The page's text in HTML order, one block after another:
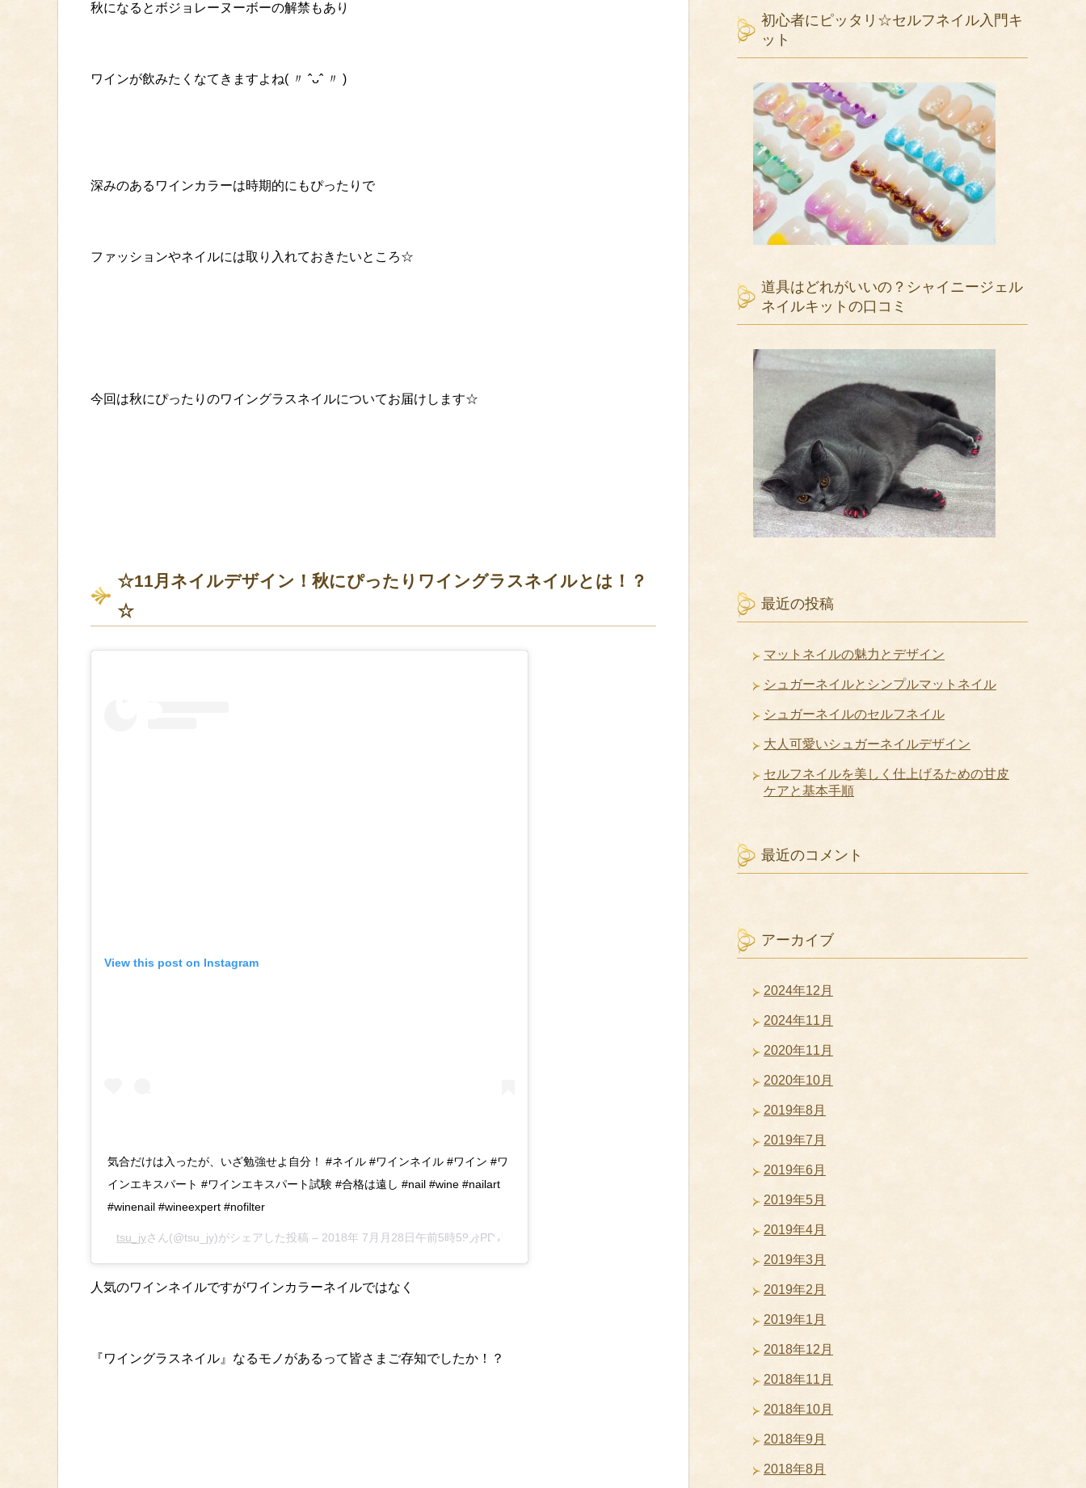
秋になるとボジョレーヌーボーの解禁もあり
ワインが飲みたくなてきますよね( 〃 ˆᴗˆ 〃 )
深みのあるワインカラーは時期的にもぴったりで
ファッションやネイルには取り入れておきたいところ☆
今回は秋にぴったりのワイングラスネイルについてお届けします☆
☆11月ネイルデザイン！秋にぴったりワイングラスネイルとは！？
☆
View this post on Instagram
気合だけは入ったが、いざ勉強せよ自分！ #ネイル #ワインネイル #ワイン #ワ
インエキスパート #ワインエキスパート試験 #合格は遠し #nail #wine #nailart
#winenail #wineexpert #nofilter
tsu_jyさん(@tsu_jy)がシェアした投稿 – 2018年 7月月28日午前5時59分PDT
人気のワインネイルですがワインカラーネイルではなく
『ワイングラスネイル』なるモノがあるって皆さまご存知でしたか！？
初心者にピッタリ☆セルフネイル入門キ
ット
道具はどれがいいの？シャイニージェル
ネイルキットの口コミ
最近の投稿
マットネイルの魅力とデザイン
シュガーネイルとシンプルマットネイル
シュガーネイルのセルフネイル
大人可愛いシュガーネイルデザイン
セルフネイルを美しく仕上げるための甘皮
ケアと基本手順
最近のコメント
アーカイブ
2024年12月
2024年11月
2020年11月
2020年10月
2019年8月
2019年7月
2019年6月
2019年5月
2019年4月
2019年3月
2019年2月
2019年1月
2018年12月
2018年11月
2018年10月
2018年9月
2018年8月